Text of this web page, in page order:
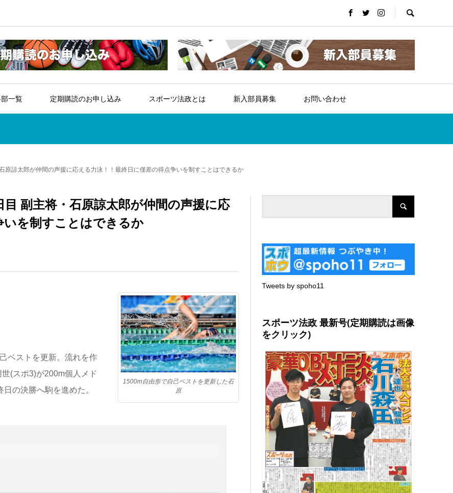
一覧 定期購読のお申し込み スポーツ法政とは 新入部員募集 お問い合わせ
原諒太郎が仲間の声援に応える力泳！！最終日に僅差の得点争いを制すことはできるか
目 副主将・石原諒太郎が仲間の声援に応
いを制すことはできるか
ベストを更新。流れを作
(スポ3)が200m個人メド
の決勝へ駒を進めた。
1500m自由形で自己ベストを更新した石
原
Tweets by spoho11
スポーツ法政 最新号(定期購読は画像
をクリック)